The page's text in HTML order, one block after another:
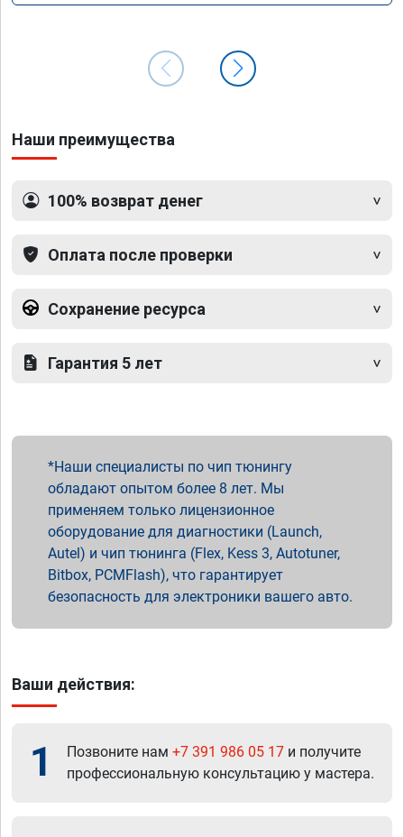
Наши преимущества
100% возврат денег
Оплата после проверки
Сохранение ресурса
Гарантия 5 лет
Наши специалисты по чип тюнингу
обладают опытом более 8 лет. Мы
применяем только лицензионное
оборудование для диагностики (Launch,
Autel) и чип тюнинга (Flex, Kess 3, Autotuner,
Bitbox, PCMFlash), что гарантирует
безопасность для электроники вашего авто.
Ваши действия:
1 Позвоните нам +7 391 986 05 17 и получите
профессиональную консультацию у мастера.